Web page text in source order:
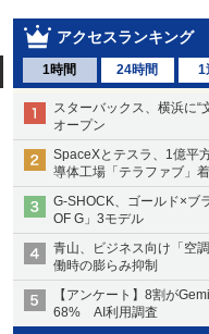
アクセスランキング
1時間 24時間 1
スターバックス、横浜に“
オープン
SpaceXとテスラ、1億平
導体工場「テラファブ」
G-SHOCK、ゴールド×ブ
OF G」3モデル
青山、ビジネス向け「空
働時の膨らみ抑制
【アンケート】8割が
68% AI利用調査